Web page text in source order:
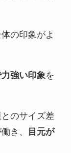
の印象がよ
強い印象 を
のサイズ差
き、
目元が